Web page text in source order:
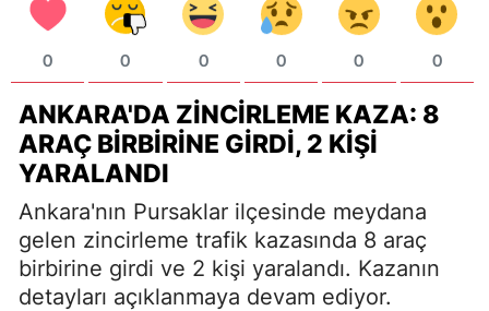
0 0 0 0 0 0
ANKARA'DA ZINCIRLEME KAZA: 8
ARAÇ BIRBIRINE GIRDI, 2 KIŞI
YARALANDI
Ankara'nın Pursaklar ilçesinde meydana
gelen zincirleme trafik kazasında 8 araç
birbirine girdi ve 2 kişi yaralandı. Kazanın
detayları açıklanmaya devam ediyor.